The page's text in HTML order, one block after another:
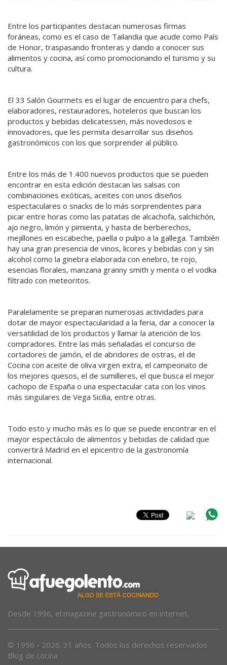
Entre los participantes destacan numerosas firmas
foráneas, como es el caso de Tailandia que acude como País
de Honor, traspasando fronteras y dando a conocer sus
alimentos y cocina, así como promocionando el turismo y su
cultura.
El 33 Salón Gourmets es el lugar de encuentro para chefs,
elaboradores, restauradores, hoteleros que buscan los
productos y bebidas delicatessen, más novedosos e
innovadores, que les permita desarrollar sus diseños
gastronómicos con los que sorprender al público.
Entre los más de 1.400 nuevos productos que se pueden
encontrar en esta edición destacan las salsas con
combinaciones exóticas, aceites con unos diseños
espectaculares o snacks de lo más sorprendentes para
picar entre horas como las patatas de alcachofa, salchichón,
ajo negro, limón y pimienta, y hasta de berberechos,
mejillones en escabeche, paella o pulpo a la gallega. También
hay una gran presencia de vinos, licores y bebidas con y sin
alcohol como la ginebra elaborada con enebro, te rojo,
esencias florales, manzana granny smith y menta o el vodka
filtrado con meteoritos.
Paralelamente se preparan numerosas actividades para
dotar de mayor espectacularidad a la feria, dar a conocer la
versatilidad de los productos y llamar la atención de los
compradores. Entre las más señaladas el concurso de
cortadores de jamón, el de abridores de ostras, el de
Cocina con aceite de oliva virgen extra, el campeonato de
los mejores quesos, el de sumilleres, el que busca el mejor
cachopo de España o una espectacular cata con los vinos
más singulares de Vega Sicilia, entre otras.
Todo esto y mucho más es lo que se puede encontrar en el
mayor espectáculo de alimentos y bebidas de calidad que
convertirá Madrid en el epicentro de la gastronomía
internacional.
Desde 1996, el magazine gastronómico en internet.
© 1996 - 2026. 31 años. Todos los derechos reservados.
Blog de cocina